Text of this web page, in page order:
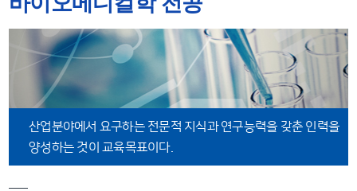
산업분야에서 요구하는 전문적 지식과 연구능력을 갖춘 인력을
양성하는 것이 교육목표이다.